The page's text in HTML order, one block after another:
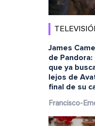
James
de
que ya
lejos de
final de su
Francisco-